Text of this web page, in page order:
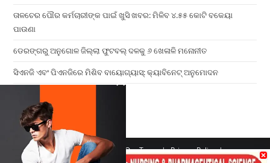
ତାଳଚେର ପୌର କର୍ମଚାରୀଙ୍କ ପାଇଁ ଖୁସି ଖବର: ମିଳିବ ୪.୫୫ କୋଟି ବକେୟା
ପାଉଣା
ଡେରଙ୍ଗରୁ ଅନୁଗୋଳ ଜିଲ୍ଲା ଫୁଟବଲ୍ ଦଳକୁ ୬ ଖେଳାଳି ମନୋନୀତ
ସିଏନଜି ଏବଂ ପିଏନଜିରେ ମିଶିବ ବାୟୋଗ୍ୟାସ୍: କ୍ୟାବିନେଟ୍ ଅନୁମୋଦନ
Home Contact us Our Team
Privacy Policy
×